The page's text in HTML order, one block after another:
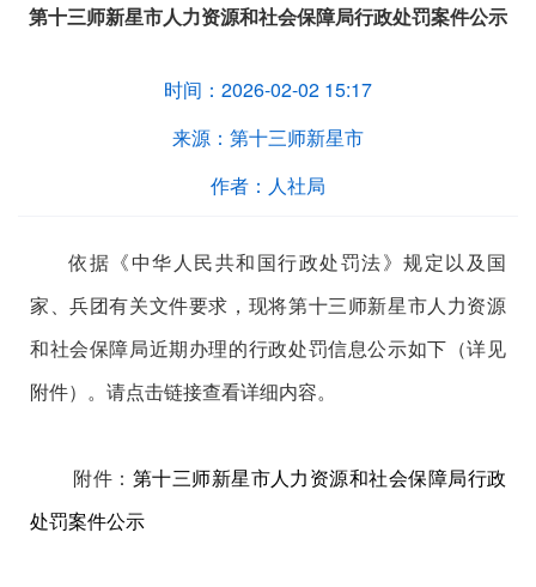
第十三师新星市人力资源和社会保障局行政处罚案件公示
时间： 2026-02-02 15:17
来源： 第十三师新星市
作者： 人社局
依据《中华人民共和国行政处罚法》规定以及国
家、兵团有关文件要求，现将第十三师新星市人力资源
和社会保障局近期办理的行政处罚信息公示如下（详见
附件）。请点击链接查看详细内容。
附件： 第十三师新星市人力资源和社会保障局行政
处罚案件公示